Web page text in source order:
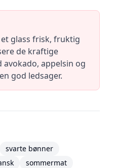
glass frisk, fruktig
de kraftige
avokado, appelsin og
god ledsager.
svarte bønner
sommermat